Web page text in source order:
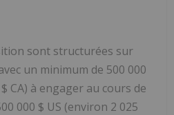
sont structurées sur
un minimum de 500 000
CA) à engager au cours de
000 $ US (environ 2 025